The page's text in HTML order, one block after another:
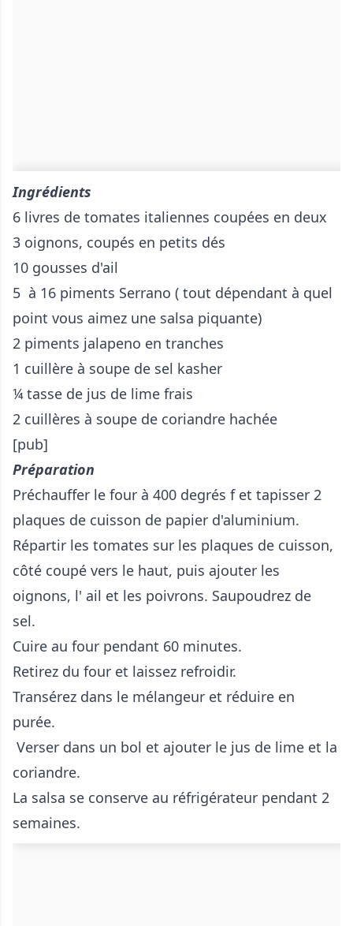
Ingrédients
6 livres de tomates italiennes coupées en deux
3 oignons, coupés en petits dés
10 gousses d'ail
5 à 16 piments Serrano ( tout dépendant à quel
point vous aimez une salsa piquante)
2 piments jalapeno en tranches
1 cuillère à soupe de sel kasher
¼ tasse de jus de lime frais
2 cuillères à soupe de coriandre hachée
[pub]
Préparation
Préchauffer le four à 400 degrés f et tapisser 2
plaques de cuisson de papier d'aluminium.
Répartir les tomates sur les plaques de cuisson,
côté coupé vers le haut, puis ajouter les
oignons, l' ail et les poivrons. Saupoudrez de
sel.
Cuire au four pendant 60 minutes.
Retirez du four et laissez refroidir.
Transérez dans le mélangeur et réduire en
purée.
Verser dans un bol et ajouter le jus de lime et la
coriandre.
La salsa se conserve au réfrigérateur pendant 2
semaines.